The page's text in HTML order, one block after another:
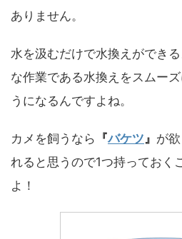
ありません。
水を汲むだけで水換えができ
な作業である水換えをスムー
うになるんですよね。
カメを飼うなら 『バケツ 』 が
れると思うので1つ持っておく
よ！